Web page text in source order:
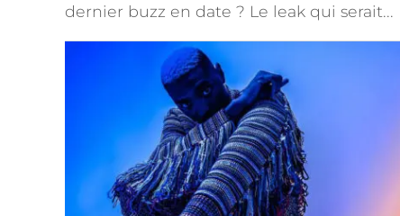
dernier buzz en date ? Le leak qui serait...